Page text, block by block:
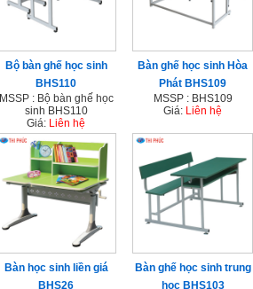
Bộ bàn ghế học sinh
BHS110
MSSP : Bộ bàn ghế học
sinh BHS110
Giá: Liên hệ
Bàn ghế học sinh Hòa
Phát BHS109
MSSP : BHS109
Giá: Liên hệ
Bàn học sinh liền giá
BHS26
Bàn ghế học sinh trung
học BHS103